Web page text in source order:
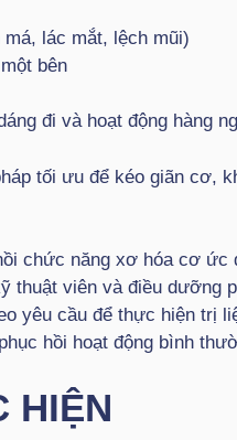
lác mắt, lệch mũi)
bên
đi và hoạt động hàng
tối ưu để kéo giãn cơ,
chức năng xơ hóa cơ
thuật viên và điều dưỡng
yêu cầu để thực hiện trị
hồi hoạt động bình
HIỆN